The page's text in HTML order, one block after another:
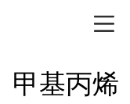
甲基丙烯